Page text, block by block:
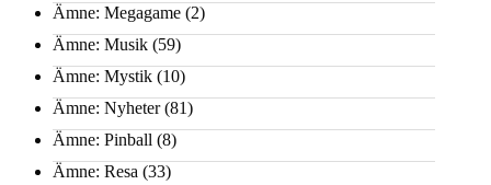
Ämne: Megagame (2)
Ämne: Musik (59)
Ämne: Mystik (10)
Ämne: Nyheter(81)
Ämne: Pinball (8)
Ämne: Resa (33)